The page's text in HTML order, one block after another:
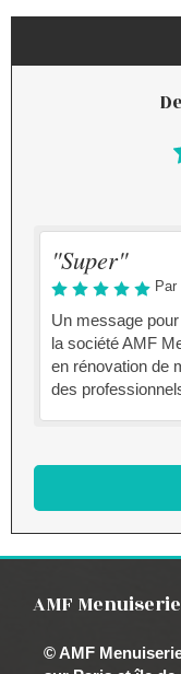
"Super"
Par
Un message
la société AMF
en rénovation de
des
AMF Menuiserie
© AMF